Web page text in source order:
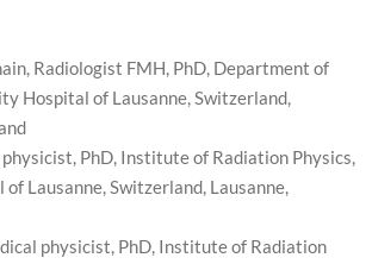
Radiologist FMH, PhD, Department of
Hospital of Lausanne, Switzerland,
PhD, Institute of Radiation Physics,
Lausanne, Switzerland, Lausanne,
physicist, PhD, Institute of Radiation